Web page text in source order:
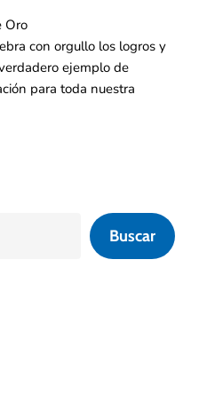
Oro
con orgullo los logros y
ejemplo de
para toda nuestra
Buscar